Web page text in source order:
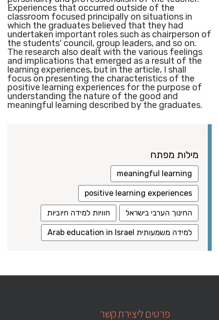
Experiences that occurred outside of the
classroom focused principally on situations in
which the graduates believed that they had
undertaken important roles such as chairperson of
the students' council, group leaders, and so on.
The research also dealt with the various feelings
and implications that emerged as a result of the
learning experiences, but in the article, I shall
focus on presenting the characteristics of the
positive learning experiences for the purpose of
understanding the nature of the good and
meaningful learning described by the graduates.
מילות מפתח
meaningful learning
positive learning experiences
החינוך הערבי בישראל חוויות למידה חיוביות
למידה משמעותית Arab education in Israel
פרטים ליצירת קשר